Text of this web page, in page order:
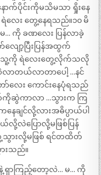
ာက်ပိုင်းကိုမသိမသာ ရှိုးနေ
ေး တွေ့နေရသည်။၁၀ မိ
… ကို ခဏလေး ပြန်လာခဲ့
ော့ပြီးပြန်အထွက်
ေသူ့ကို ရဲလေးတွေ့လိုက်သလို
ာတယ်လာတာပေါ့ …နင်
လေး ကောင်းနေပုံရသည်
ကိုဆွဲကာလာ …သွားက ကြ
ေချင်လို့လားအဓိပ္ပာယ်ပါ
ယ်လို့လဲပြောလို့မဖြစ်ပြန်
ားလို့မဖြစ် ရင်တထိတ်
းသည်။
ရှာကြည့်တော့လဲ… မ… ကို